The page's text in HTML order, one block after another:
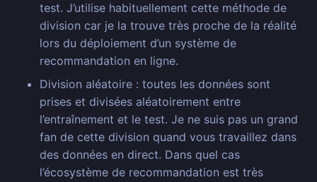
test. J’utilise habituellement cette méthode de
division car je la trouve très proche de la réalité
lors du déploiement d’un système de
recommandation en ligne.
Division aléatoire : toutes les données sont
prises et divisées aléatoirement entre
l’entraînement et le test. Je ne suis pas un grand
fan de cette division quand vous travaillez dans
des données en direct. Dans quel cas
l’écosystème de recommandation est très